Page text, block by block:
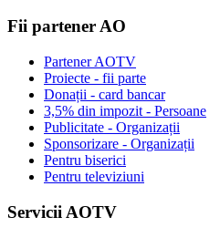
Fii partener AO
Partener AOTV
Proiecte - fii parte
Donații - card bancar
3,5% din impozit - Persoane
Publicitate - Organizații
Sponsorizare - Organizații
Pentru biserici
Pentru televiziuni
Servicii AOTV